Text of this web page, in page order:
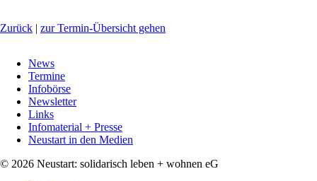
Zurück | zur Termin-Übersicht gehen
überspringen
News
Termine
Infobörse
Newsletter
Links
Infomaterial + Presse
Neustart in den Medien
© 2026 Neustart: solidarisch leben + wohnen eG